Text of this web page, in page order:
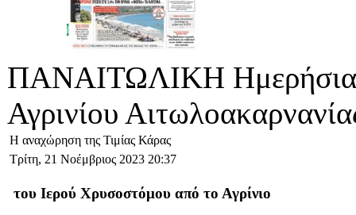
ΠΑΝΑΙΤΩΛΙΚΗ Ημερήσια
Αγρινίου
Η αναχώρηση της Τιμίας Κάρας
Τρίτη, 21 Νοέμβριος 2023 20:37
του Ιερού Χρυσοστόμου από το Αγρίνιο